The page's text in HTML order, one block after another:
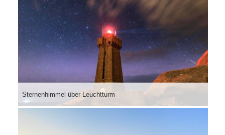
Sternenhimmel über Leuchtturm